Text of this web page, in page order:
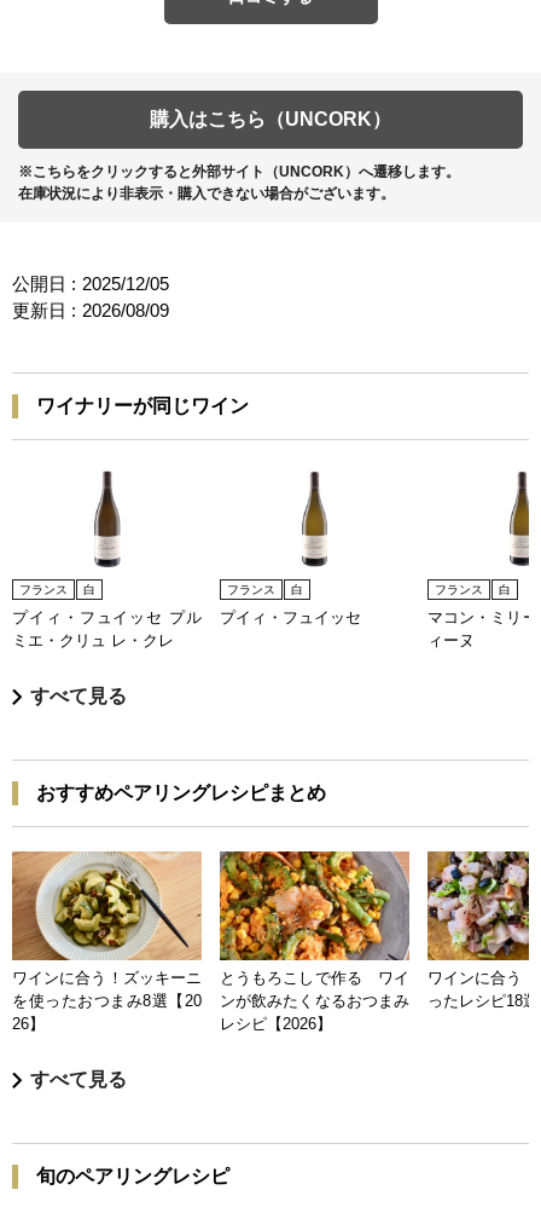
購入はこちら（UNCORK）
※こちらをクリックすると外部サイト（UNCORK）へ遷移します。
在庫状況により非表示・購入できない場合がございます。
公開日 : 2025/12/05
更新日 : 2026/08/09
ワイナリーが同じワイン
フランス 白
プイィ・フュイッセ プル
ミエ・クリュ レ・クレ
フランス 白
プイィ・フュイッセ
フランス 白
マコン・ミリ
ィーヌ
すべて見る
おすすめペアリングレシピまとめ
ワインに合う！ズッキーニ
を使ったおつまみ8選【20
26】
とうもろこしで作る ワイ
ンが飲みたくなるおつまみ
レシピ【2026】
ワインに合う
ったレシピ18
すべて見る
旬のペアリングレシピ